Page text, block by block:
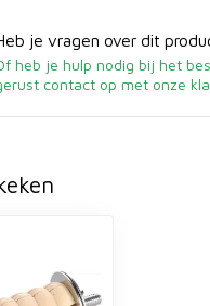
je vragen over dit
heb je hulp nodig bij het
contact op met onze